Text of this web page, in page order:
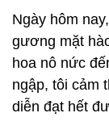
Ngày hôm
gương mặt
hoa nô nức
ngập, tôi cảm
diễn đạt hết